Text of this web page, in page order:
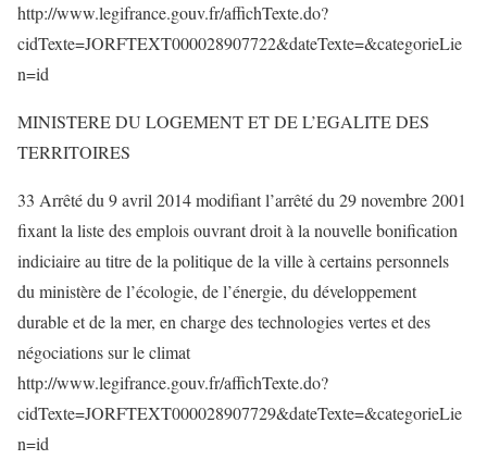
http://www.legifrance.gouv.fr/affichTexte.do?
cidTexte=JORFTEXT000028907722&dateTexte=&categorieLie
n=id
MINISTERE DU LOGEMENT ET DE L’EGALITE DES
TERRITOIRES
33 Arrêté du 9 avril 2014 modifiant l’arrêté du 29 novembre 2001
fixant la liste des emplois ouvrant droit à la nouvelle bonification
indiciaire au titre de la politique de la ville à certains personnels
du ministère de l’écologie, de l’énergie, du développement
durable et de la mer, en charge des technologies vertes et des
négociations sur le climat
http://www.legifrance.gouv.fr/affichTexte.do?
cidTexte=JORFTEXT000028907729&dateTexte=&categorieLie
n=id